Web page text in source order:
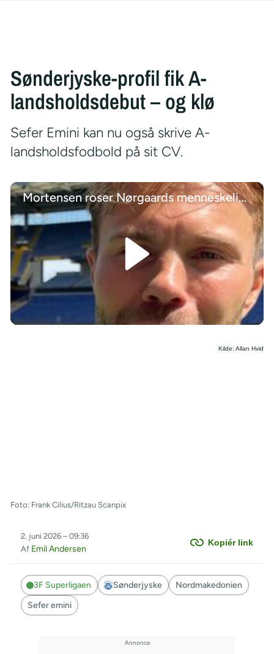
Sønderjyske-profil fik A-
landsholdsdebut – og klø
Sefer Emini kan nu også skrive A-
landsholdsfodbold på sit CV.
Mortensen roser Nørgaards menneskelige evner
Kilde: Allan Hvid
Foto: Frank Cilius/Ritzau Scanpix
Kopiér link
2. juni 2026 – 09:36
Af Emil Andersen
3F Superligaen Sønderjyske
Nordmakedonien
Sefer emini